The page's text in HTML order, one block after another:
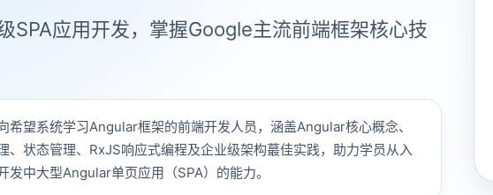
SPA应用开发，掌握Google主流前端框架核心技
希望系统学习Angular框架的前端开发人员，涵盖Angular核心概念、
、状态管理、RxJS响应式编程及企业级架构蕞佳实践，助力学员从入
发中大型Angular单页应用（SPA）的能力。